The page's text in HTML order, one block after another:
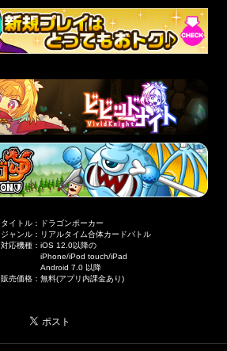
タイトル ：
ドラゴンポーカー
ジャンル ： リアルタイム合体カードバトル
対応機種 ：iOS 12.0以降の
iPhone/iPod touch/iPad
Android 7.0 以降
販売価格 ：無料(アプリ内課金あり)